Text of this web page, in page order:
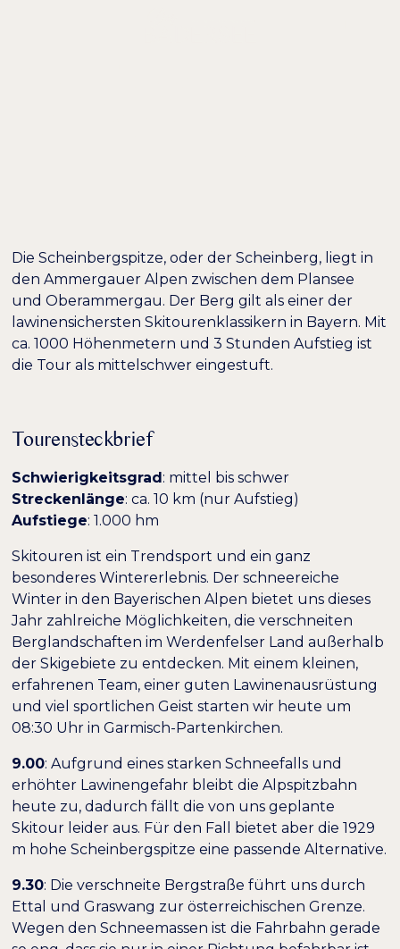
Farben umkehren Monochrom
Links hervorheben
Bildschirmleser Lesemodus
Inhaltsskalierung 100% − +
Schriftgröße 100% − +
Zeilenhöhe 100%
Buchstabenabstand −
Die Scheinbergspitze, oder der Scheinberg, liegt in
den Ammergauer Alpen zwischen dem Plansee
und Oberammergau. Der Berg gilt als einer der
lawinensichersten Skitourenklassikern in Bayern. Mit
ca. 1000 Höhenmetern und 3 Stunden Aufstieg ist
die Tour als mittelschwer eingestuft.
Tourensteckbrief
Schwierigkeitsgrad: mittel bis schwer
Streckenlänge: ca. 10 km (nur Aufstieg)
Aufstiege: 1.000 hm
Skitouren ist ein Trendsport und ein ganz
besonderes Wintererlebnis. Der schneereiche
Winter in den Bayerischen Alpen bietet uns dieses
Jahr zahlreiche Möglichkeiten, die verschneiten
Berglandschaften im Werdenfelser Land außerhalb
der Skigebiete zu entdecken. Mit einem kleinen,
erfahrenen Team, einer guten Lawinenausrüstung
und viel sportlichen Geist starten wir heute um
08:30 Uhr in Garmisch-Partenkirchen.
9.00: Aufgrund eines starken Schneefalls und
erhöhter Lawinengefahr bleibt die Alpspitzbahn
heute zu, dadurch fällt die von uns geplante
Skitour leider aus. Für den Fall bietet aber die 1929
m hoheScheinbergspitze eine passende Alternative.
9.30: Die verschneite Bergstraße führt uns durch
Ettal und Graswang zur österreichischen Grenze.
Wegen den Schneemassen ist die Fahrbahn gerade